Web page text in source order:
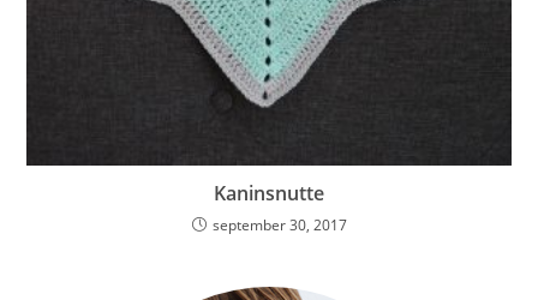
Kaninsnutte
september 30, 2017